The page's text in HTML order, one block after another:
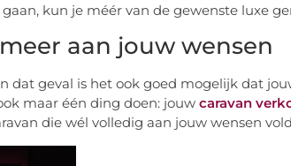
kun je méér van de gewenste luxe
aan jouw wensen
dat geval is het ook goed mogelijk dat
maar één ding doen: jouw caravan
die wél volledig aan jouw wensen